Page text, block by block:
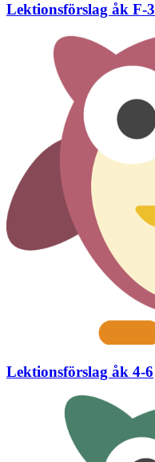
Lektionsförslag åk F-3
Lektionsförslag åk 4-6